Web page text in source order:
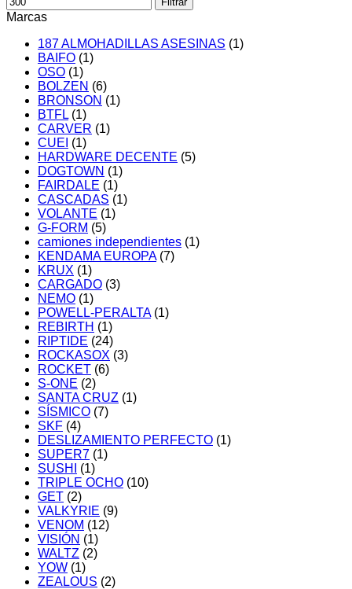
Marcas
187 ALMOHADILLAS ASESINAS (1)
BAIFO (1)
OSO (1)
BOLZEN (6)
BRONSON (1)
BTFL (1)
CARVER (1)
CUEI (1)
HARDWARE DECENTE (5)
DOGTOWN (1)
FAIRDALE (1)
CASCADAS (1)
VOLANTE (1)
G-FORM (5)
camiones independientes (1)
KENDAMA EUROPA (7)
KRUX (1)
CARGADO (3)
NEMO (1)
POWELL-PERALTA (1)
REBIRTH (1)
RIPTIDE (24)
ROCKASOX (3)
ROCKET (6)
S-ONE (2)
SANTA CRUZ (1)
SÍSMICO (7)
SKF (4)
DESLIZAMIENTO PERFECTO (1)
SUPER7 (1)
SUSHI
(1)
TRIPLE OCHO (10)
GET (2)
VALKYRIE (9)
VENOM (12)
VISIÓN (1)
WALTZ (2)
YOW (1)
ZEALOUS (2)